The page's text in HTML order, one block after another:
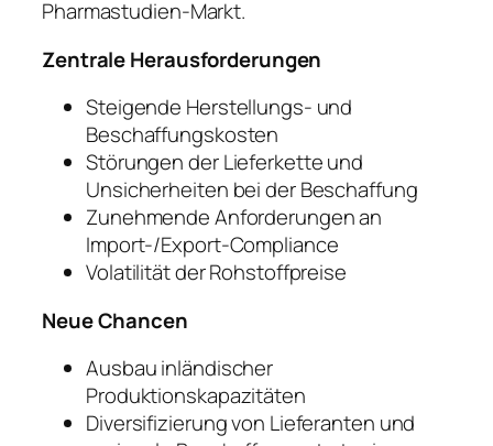
Pharmastudien-Markt.
Zentrale Herausforderungen
Steigende Herstellungs- und
Beschaffungskosten
Störungen der Lieferkette und
Unsicherheiten bei der Beschaffung
Zunehmende Anforderungen an
Import-/Export-Compliance
Volatilität der Rohstoffpreise
Neue Chancen
Ausbau inländischer
Produktionskapazitäten
Diversifizierung von Lieferanten und